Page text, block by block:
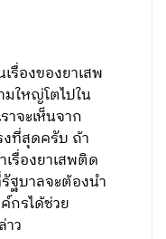
รื่องของยาเสพ
ใหญ่โตไปใน
าจะเห็นจาก
ที่สุดครับ ถ้า
รื่องยาเสพติด
ฐบาลจะต้องนำ
กรได้ช่วย
ว